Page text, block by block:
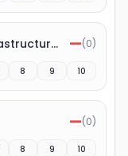
🚡 Remontées mécaniques et infrastructures —(0)
8 9 10
—(0)
8 9 10